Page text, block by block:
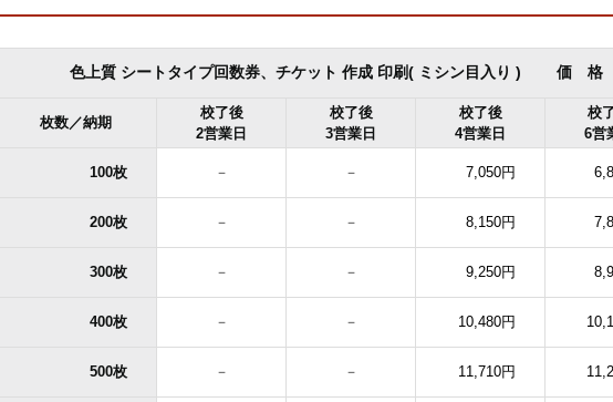
色上質 シートタイプ回数券、チケット 作成 印刷( ミシン目入り ) 価 格
枚数／納期
校了後
2営業日
校了後
3営業日
校了後
4営業日
校
6営
100枚 － － 7,050円
200枚 － － 8,150円
300枚 － － 9,250円
400枚 － － 10,480円
500枚 － － 11,710円